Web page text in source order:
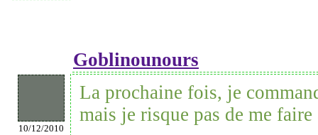
Goblinounours
10/12/2010
La prochaine fois, je
mais je risque pas de me